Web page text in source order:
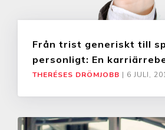
Från trist generiskt till
personligt: En
THERÉSES DRÖMJOBB | 6 JULI,